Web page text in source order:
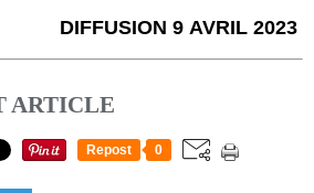
DIFFUSION 9 AVRIL 2023
ARTICLE
Repost 0